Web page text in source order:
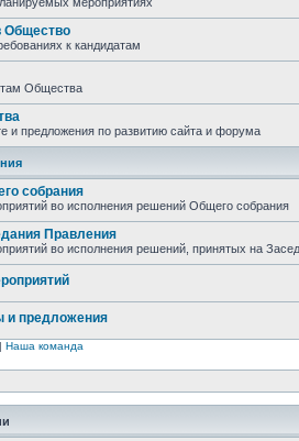
Общество
к кандидатам
Общества
и предложения по развитию сайта и форума
собрания
во исполнения решений Общего собрания
Правления
во исполнения решений, принятых на
и предложения
| Наша команда